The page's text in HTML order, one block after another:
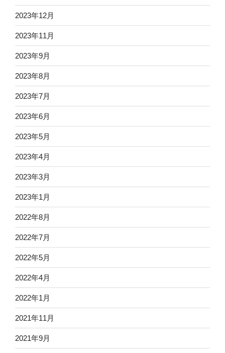
2023年12月
2023年11月
2023年9月
2023年8月
2023年7月
2023年6月
2023年5月
2023年4月
2023年3月
2023年1月
2022年8月
2022年7月
2022年5月
2022年4月
2022年1月
2021年11月
2021年9月